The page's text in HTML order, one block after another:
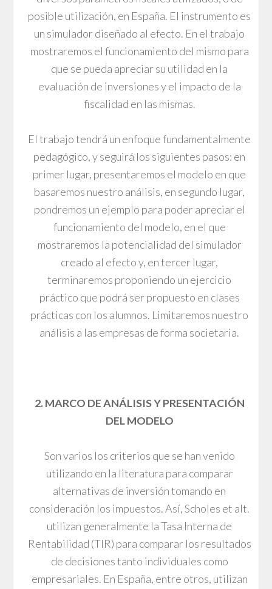
posible utilización, en España. El instrumento es
un simulador diseñado al efecto. En el trabajo
mostraremos el funcionamiento del mismo para
que se pueda apreciar su utilidad en la
evaluación de inversiones y el impacto de la
fiscalidad en las mismas.
El trabajo tendrá un enfoque fundamentalmente
pedagógico, y seguirá los siguientes pasos: en
primer lugar, presentaremos el modelo en que
basaremos nuestro análisis, en segundo lugar,
pondremos un ejemplo para poder apreciar el
funcionamiento del modelo, en el que
mostraremos la potencialidad del simulador
creado al efecto y, en tercer lugar,
terminaremos proponiendo un ejercicio
práctico que podrá ser propuesto en clases
prácticas con los alumnos. Limitaremos nuestro
análisis a las empresas de forma societaria.
2. MARCO DE ANÁLISIS Y PRESENTACIÓN
DEL MODELO
Son varios los criterios que se han venido
utilizando en la literatura para comparar
alternativas de inversión tomando en
consideración los impuestos. Así, Scholes et alt.
utilizan generalmente la Tasa Interna de
Rentabilidad (TIR) para comparar los resultados
de decisiones tanto individuales como
empresariales. En España, entre otros, utilizan